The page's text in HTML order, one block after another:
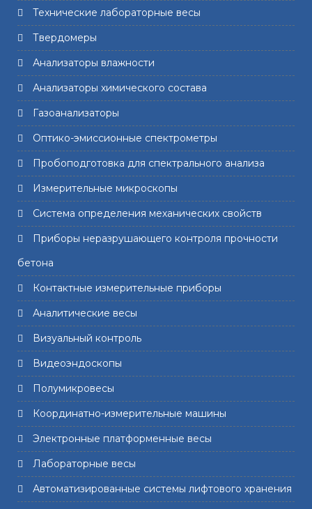
Технические лабораторные весы
Твердомеры
Анализаторы влажности
Анализаторы химического состава
Газоанализаторы
Оптико-эмиссионные спектрометры
Пробоподготовка для спектрального анализа
Измерительные микроскопы
Система определения механических свойств
Приборы неразрушающего контроля прочности
бетона
Контактные измерительные приборы
Аналитические весы
Визуальный контроль
Видеоэндоскопы
Полумикровесы
Координатно-измерительные машины
Электронные платформенные весы
Лабораторные весы
Автоматизированные системы лифтового хранения